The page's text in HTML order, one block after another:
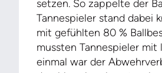
setzen. So zappelte der
Tannespieler stand dabei
mit gefühlten 80 %
mussten Tannespieler
einmal war der